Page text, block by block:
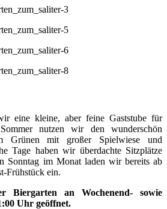
eine kleine, aber feine Gaststube für
nutzen wir den wunderschön
Grünen mit großer Spielwiese und
Tage haben wir überdachte Sitzplätze
Sonntag im Monat laden wir bereits ab
Frühstück ein.
Biergarten an Wochenend- sowie
Uhr geöffnet.